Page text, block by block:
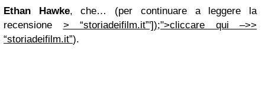
Ethan Hawke, che… (per continuare a leggere la
recensione > “storiadeifilm.it”']);">cliccare qui –>>
“storiadeifilm.it”).